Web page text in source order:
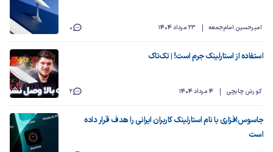
امیرحسین امام‌جمعه 0 23 مرداد 1404
استفاده از استارلینک جرم است! | تک‌تاک
کورش چایچی 2 4 مرداد 1404
جاسوس‌افزاری با نام استارلینک کاربران ایرانی را هدف قرار داده
است